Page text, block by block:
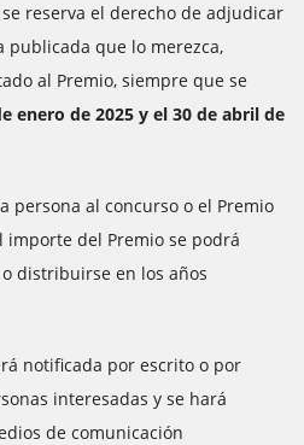
reserva el derecho de adjudicar
publicada que lo merezca,
al Premio, siempre que se
enero de 2025 y el 30 de abril de
persona al concurso o el Premio
del Premio se podrá
distribuirse en los años
notificada por escrito o por
interesadas y se hará
de comunicación